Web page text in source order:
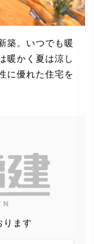
築。いつでも暖
暖かく夏は涼し
に優れた住宅を
ります